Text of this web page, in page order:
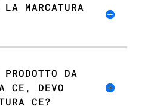
MARCATURA
DA
CE, DEVO
CE?